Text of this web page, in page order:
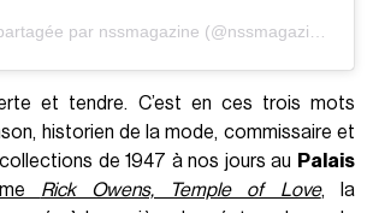
Une publication partagée par nssmagazine (@nssmagazine)
et tendre. C’est en ces trois mots
historien de la mode, commissaire et
de 1947 à nos jours au Palais
Rick Owens, Temple of Love, la